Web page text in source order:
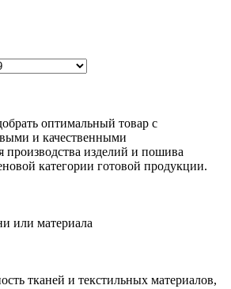
оптимальный товар с
и качественными
производства изделий и пошива
категории готовой продукции.
или материала
тканей и текстильных материалов,